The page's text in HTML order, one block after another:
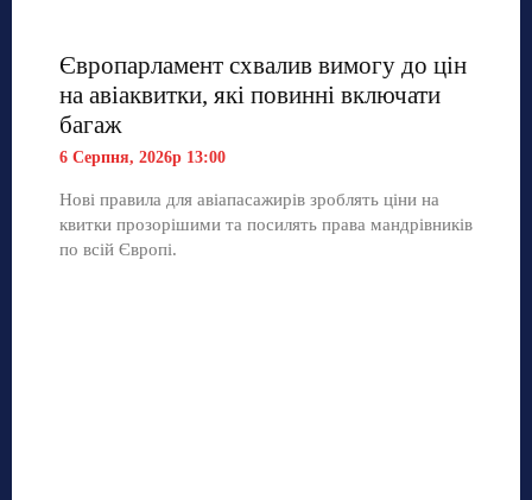
Європарламент схвалив вимогу до цін
на авіаквитки, які повинні включати
багаж
6 Серпня, 2026р 13:00
Нові правила для авіапасажирів зроблять ціни на
квитки прозорішими та посилять права мандрівників
по всій Європі.